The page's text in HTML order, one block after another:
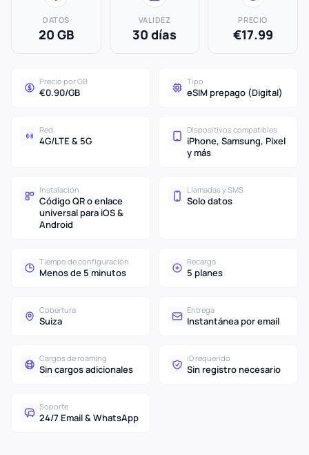
DATOS
20 GB
VALIDEZ
30 días
PRECIO
€17.99
Precio por GB
€0.90/GB
Tipo
eSIM prepago (Digital)
Red
4G/LTE & 5G
Dispositivos compatibles
iPhone, Samsung, Pixel
y más
Instalación
Código QR o enlace
universal para iOS &
Android
Llamadas y SMS
Solo datos
Tiempo de configuración
Menos de 5 minutos
Recarga
5 planes
Cobertura
Suiza
Entrega
Instantánea por email
Cargos de roaming
Sin cargos adicionales
ID requerido
Sin registro necesario
Soporte
24/7 Email & WhatsApp